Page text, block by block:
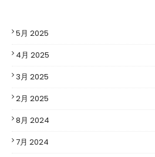
5月 2025
4月 2025
3月 2025
2月 2025
8月 2024
7月 2024